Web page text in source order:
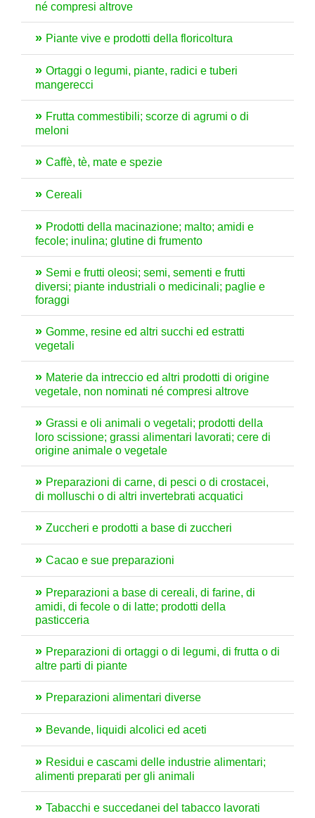
né compresi altrove
Piante vive e prodotti della floricoltura
Ortaggi o legumi, piante, radici e tuberi
mangerecci
Frutta commestibili; scorze di agrumi o di
meloni
Caffè, tè, mate e spezie
Cereali
Prodotti della macinazione; malto; amidi e
fecole; inulina; glutine di frumento
Semi e frutti oleosi; semi, sementi e frutti
diversi; piante industriali o medicinali; paglie e
foraggi
Gomme, resine ed altri succhi ed estratti
vegetali
Materie da intreccio ed altri prodotti di origine
vegetale, non nominati né compresi altrove
Grassi e oli animali o vegetali; prodotti della
loro scissione; grassi alimentari lavorati; cere di
origine animale o vegetale
Preparazioni di carne, di pesci o di crostacei,
di molluschi o di altri invertebrati acquatici
Zuccheri e prodotti a base di zuccheri
Cacao e sue preparazioni
Preparazioni a base di cereali, di farine, di
amidi, di fecole o di latte; prodotti della
pasticceria
Preparazioni di ortaggi o di legumi, di frutta o di
altre parti di piante
Preparazioni alimentari diverse
Bevande, liquidi alcolici ed aceti
Residui e cascami delle industrie alimentari;
alimenti preparati per gli animali
Tabacchi e succedanei del tabacco lavorati